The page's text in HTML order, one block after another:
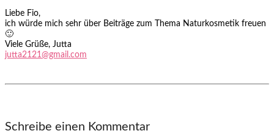
Liebe Fio,
ich würde mich sehr über Beiträge zum Thema Naturkosmetik freuen
🙂
Viele Grüße, Jutta
jutta2121@gmail.com
Schreibe einen Kommentar